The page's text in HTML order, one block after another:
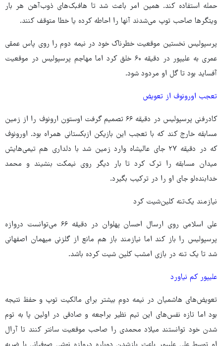
حمله استفاده کند. همین امر باعث شد تا هافبک‌های ذوب‌آهن هر بار
ویتگرها صاحب توپ می‌شدند آنها را احاطه کرده یا خطا متوقف کنند.
پرسپولیس نخستین موقعیت خطرناک خود در نیمه دوم را روی پاس عمقی
عمری به علیپور در دقیقه ۶۰ خلق کرد اما مهاجم پرسپولیس در موقعیت
آفساید بود تا گل او مردود شود.
تعجب اورونوف از تعویض
کادرفنی پرسپولیس در دقیقه ۶۶ تصمیم گرفت اوستون ارونوف را از زمین
مسابقه خارج کند که با تعجب این بازیکن ازبکستانی همراه بود. اورونوف
که در دقیقه ۲۷ جای عالیشاه وارد زمین شد با دلداری هم تیمی‌هایش
میدان مسابقه را ترک کرد تا بار دیگر روی نیمکت بنشیند و محمد
خدابنده‌لو جای او را در ترکیب بگیرد.
نیازمند یک‌تنه کلین‌شیت کرد
علی اسلامی روی ارسال احسان پهلوان در دقیقه ۶۶ می‌توانست دروازه
پرسپولیس را باز کند اما نیازمند باز هم مانع از گلزنی میهمان اصفهانی
شد تا یک تنه در بازی امشب کلین شیت کرده باشد.
علیپور کم نیاورد
تعویض‌های هاشمیان در نیمه دوم بیشتر برای مالکیت توپ و حفظ نتیجه
بود اما تازه نفس‌های این تیم نظیر براجعه و صادقی در اولین پا به توم
شدن خود توانستند میلاد محمدی را صاحب موقعیت سانتر کنند تا آرال